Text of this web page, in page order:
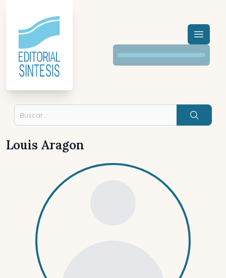
Menú
Buscar
Louis Aragon